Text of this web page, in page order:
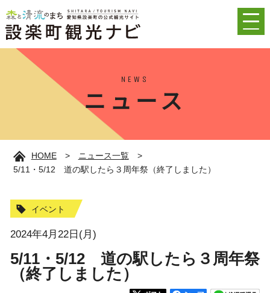
NEWS
ニュース
HOME> ニュース一覧>
5/11・5/12 道の駅したら３周年祭（終了しました）
イベント
2024年4月22日(月)
5/11・5/12 道の駅したら３周年祭
（終了しました）